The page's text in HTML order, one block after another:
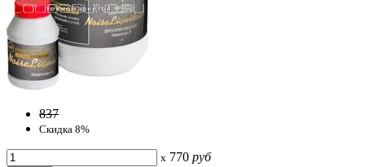
837
Скидка 8%
x 770 руб